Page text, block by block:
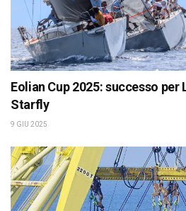
Eolian Cup 2025: successo per
Starfly
9 GIU 2025